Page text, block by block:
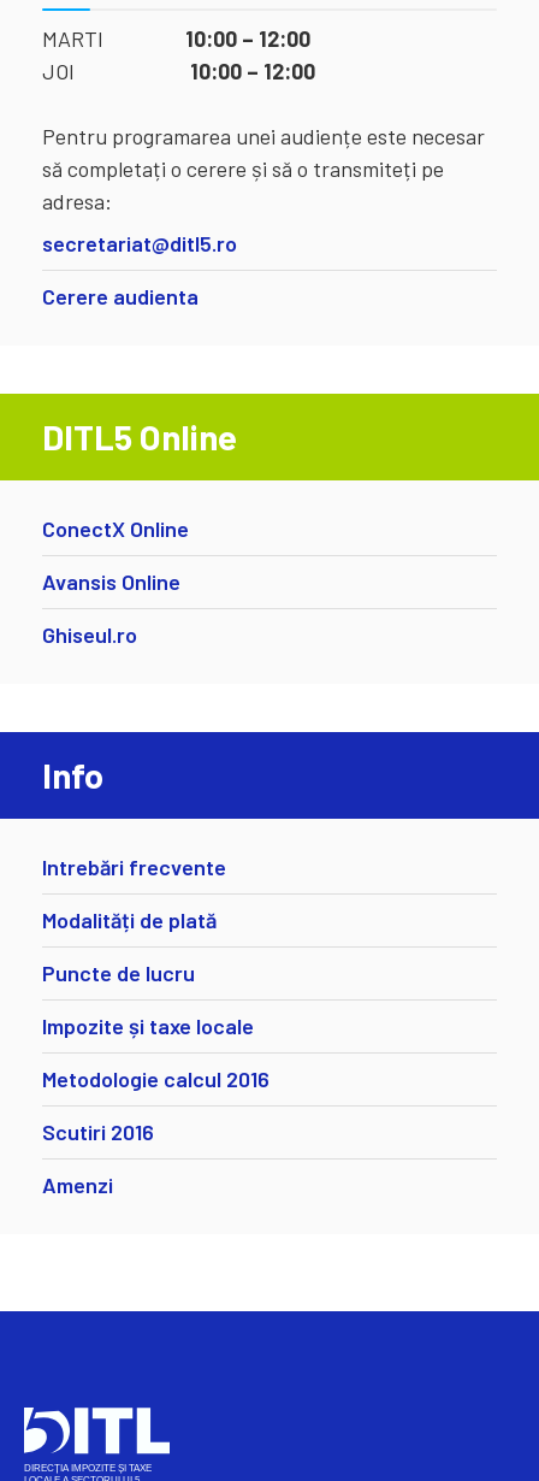
MARTI 10:00 – 12:00
JOI 10:00 – 12:00
Pentru programarea unei audiențe este necesar
să completați o cerere și să o transmiteți pe
adresa:
secretariat@ditl5.ro
Cerere audienta
DITL5 Online
ConectX Online
Avansis Online
Ghiseul.ro
Info
Intrebări frecvente
Modalități de plată
Puncte de lucru
Impozite și taxe locale
Metodologie calcul 2016
Scutiri 2016
Amenzi